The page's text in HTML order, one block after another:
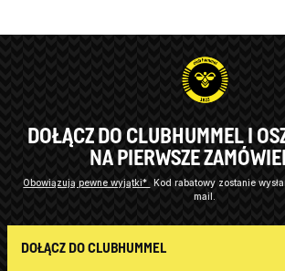
DOŁĄCZ DO CLUBHUMMEL I
NA PIERWSZE
Obowiązują pewne wyjątki* Kod rabatowy zostanie
mail.
DOŁĄCZ DO CLUBHUMMEL